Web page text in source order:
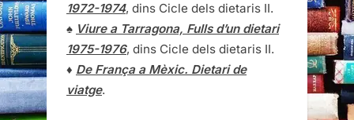
1972-1974, dins Cicle dels dietaris II.
♠ Viure a Tarragona, Fulls d’un dietari
1975-1976, dins Cicle dels dietaris II.
♦ De França a Mèxic. Dietari de
viatge.